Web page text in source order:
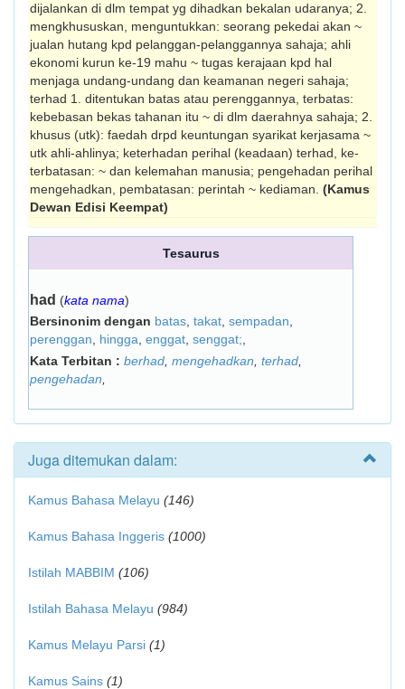
dijalankan di dlm tempat yg dihadkan bekalan udaranya; 2.
mengkhususkan, menguntuk­kan: seorang pekedai akan ~
jualan hutang kpd pelang­gan-pelanggannya sahaja; ahli
ekonomi kurun ke-19 mahu ~ tugas kerajaan kpd hal
menjaga undang-undang dan ke­amanan negeri sahaja;
terhad 1. ditentukan batas atau perenggan­nya, terbatas:
kebebasan bekas tahanan itu ~ di dlm daerahnya sahaja; 2.
khusus (utk): faedah drpd keuntungan syarikat kerjasama ~
utk ahli-ahlinya; keterhadan perihal (keadaan) terhad, ke­
terbatasan: ~ dan kelemahan manusia; pengehadan perihal
mengehadkan, pem­batasan: perintah ~ kediaman. (Kamus
Dewan Edisi Keempat)
Tesaurus
had (kata nama)
Bersinonim dengan batas takat sempadan
perenggan
hingga enggat senggat;
Kata Terbitan : berhad mengehadkan terhad
pengehadan
Juga ditemukan dalam:
Kamus Bahasa Melayu (146)
Kamus Bahasa Inggeris (1000)
Istilah MABBIM (106)
Istilah Bahasa Melayu (984)
Kamus Melayu Parsi (1)
Kamus Sains (1)